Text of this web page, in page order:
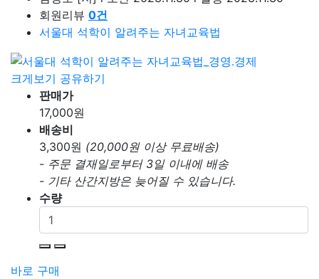
회원리뷰 0건
서울대 석학이 알려주는 자녀교육법
크게보기 공유하기
판매가
17,000원
배송비
3,300원 (20,000원 이상 무료배송)
- 주문 결재일로부터 3일 이내에 배송
- 기타 산간지방은 늦어질 수 있습니다.
수량
바로 구매